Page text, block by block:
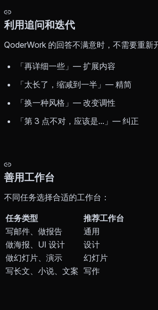
利用追问和迭代
QoderWork 的回答不满意时，不需要重新
「再详细一些」— 扩展内容
「太长了，缩减到一半」— 精简
「换一种风格」— 改变调性
「第 3 点不对，应该是...」— 纠正
善用工作台
不同任务选择合适的工作台：
任务类型
推荐工作台
写邮件、做报告
通用
做海报、UI 设计
设计
做幻灯片、演示
幻灯片
写长文、小说、文案 写作